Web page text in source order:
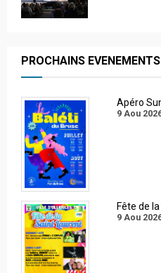
PROCHAINS EVENEMENTS
Apéro
9 Aou
Fête de
9 Aou